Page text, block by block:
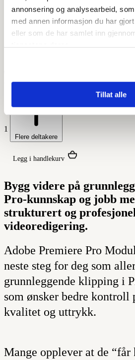
annonsering og analysearbeid,
med annen informasjon du har
eller som de har samlet inn
Tillat alle
Antall deltakere
1
Flere deltakere
Legg i handlekurv
Bygg videre på
Pro-kunnskap og jobb
strukturert og
videoredigering.
Adobe Premiere Pro
neste steg for deg som
grunnleggende klipping i
som ønsker bedre kontroll
kvalitet og uttrykk.
Mange opplever at de “får